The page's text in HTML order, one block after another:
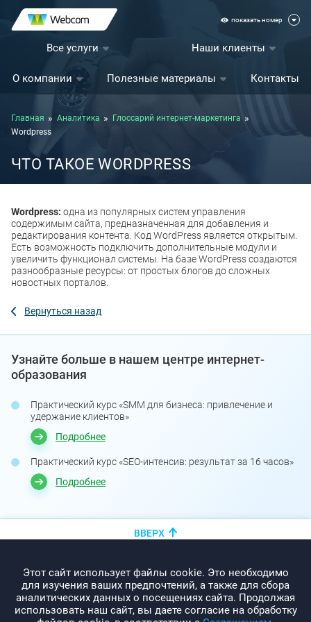
показать номер
Все услуги Наши клиенты
О компании Полезные материалы Контакты
Главная Аналитика
Глоссарий интернет-маркетинга
Wordpress
ЧТО ТАКОЕ WORDPRESS
Wordpress: одна из популярных систем управления
содержимым сайта, предназначенная для добавления и
редактирования контента. Код WordPress является открытым.
Есть возможность подключить дополнительные модули и
увеличить функционал системы. На базе WordPress создаются
разнообразные ресурсы: от простых блогов до сложных
новостных порталов.
Вернуться назад
Узнайте больше в нашем центре интернет-
образования
Практический курс «SMM для бизнеса: привлечение и
удержание клиентов»
Подробнее
Практический курс «SEO-интенсив: результат за 16 часов»
Подробнее
Этот сайт использует файлы cookie. Это необходимо
для изучения ваших предпочтений, а также для сбора
аналитических данных о посещениях сайта. Продолжая
использовать наш сайт, вы даете согласие на обработку
ВВЕРХ
info@promo-webcom.by